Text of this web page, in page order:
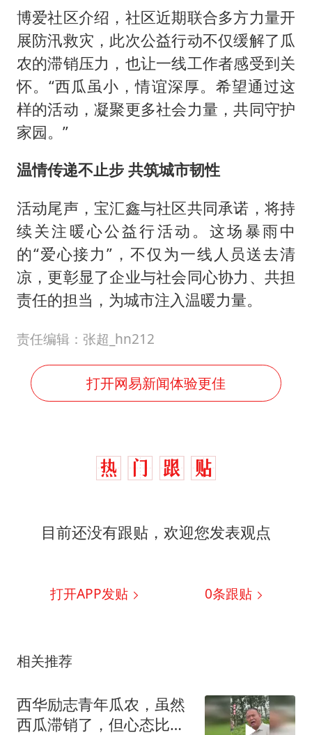
博爱社区介绍，社区近期联合多方力量开
展防汛救灾，此次公益行动不仅缓解了瓜
农的滞销压力，也让一线工作者感受到关
怀。“西瓜虽小，情谊深厚。希望通过这
样的活动，凝聚更多社会力量，共同守护
家园。”
温情传递不止步 共筑城市韧性
活动尾声，宝汇鑫与社区共同承诺，将持
续关注暖心公益行活动。这场暴雨中
的“爱心接力”，不仅为一线人员送去清
凉，更彰显了企业与社会同心协力、共担
责任的担当，为城市注入温暖力量。
责任编辑：张超_hn212
打开网易新闻体验更佳
目前还没有跟贴，欢迎您发表观点
打开APP发贴 0条跟贴
相关推荐
西华励志青年瓜农，虽然
西瓜滞销了，但心态比较